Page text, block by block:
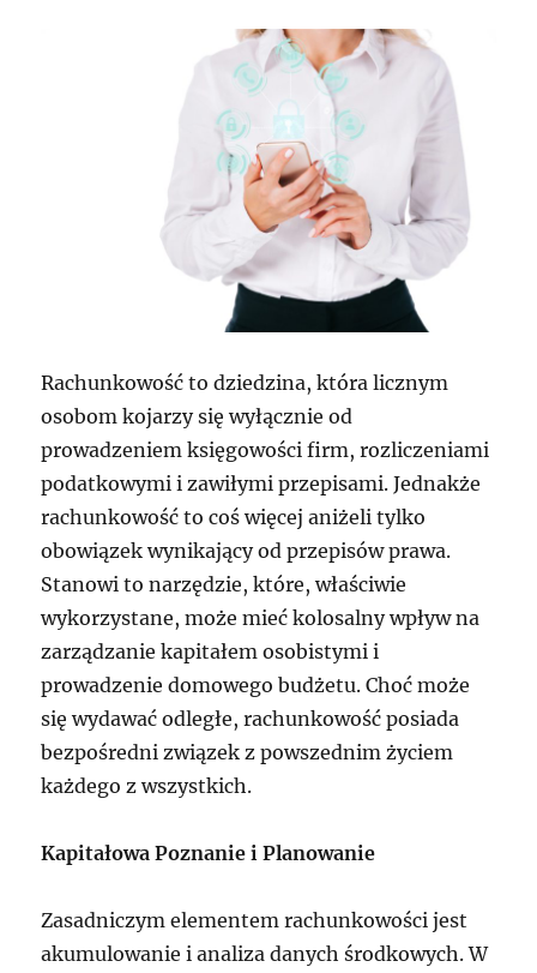
Rachunkowość to dziedzina, która licznym
osobom kojarzy się wyłącznie od
prowadzeniem księgowości firm, rozliczeniami
podatkowymi i zawiłymi przepisami. Jednakże
rachunkowość to coś więcej aniżeli tylko
obowiązek wynikający od przepisów prawa.
Stanowi to narzędzie, które, właściwie
wykorzystane, może mieć kolosalny wpływ na
zarządzanie kapitałem osobistymi i
prowadzenie domowego budżetu. Choć może
się wydawać odległe, rachunkowość posiada
bezpośredni związek z powszednim życiem
każdego z wszystkich.
Kapitałowa Poznanie i Planowanie
Zasadniczym elementem rachunkowości jest
akumulowanie i analiza danych środkowych. W